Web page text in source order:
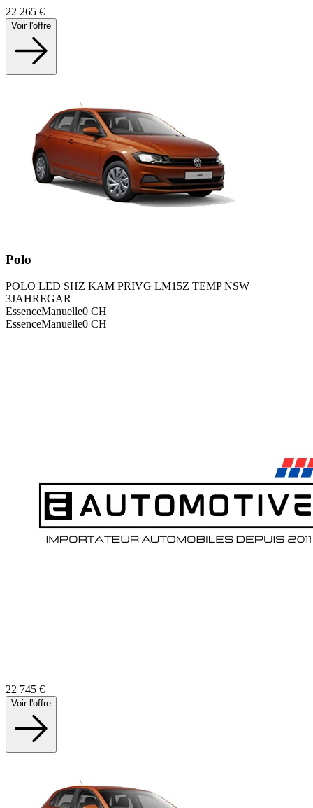
22 265 €
Voir l'offre
Polo
POLO LED SHZ KAM PRIVG LM15Z TEMP NSW
3JAHREGAR
EssenceManuelle0 CH
EssenceManuelle0 CH
22 745 €
Voir l'offre